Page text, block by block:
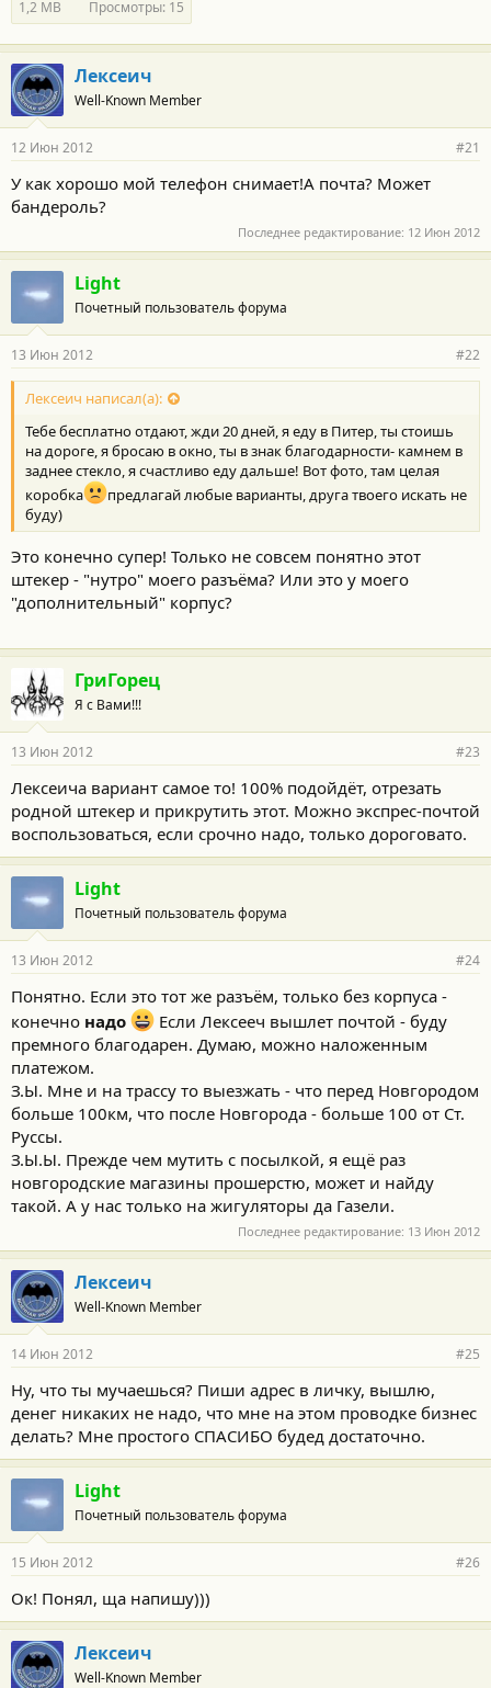
1,2 MB Просмотры: 15
Лексеич
Well-Known Member
12 Июн 2012 #21
У как хорошо мой телефон снимает!А почта? Может
бандероль?
Последнее редактирование: 12 Июн 2012
Light
Почетный пользователь форума
13 Июн 2012 #22
Лексеич написал(а):
Тебе бесплатно отдают, жди 20 дней, я еду в Питер, ты стоишь
на дороге, я бросаю в окно, ты в знак благодарности- камнем в
заднее стекло, я счастливо еду дальше! Вот фото, там целая
коробка
предлагай любые варианты, друга твоего искать не
буду)
Это конечно супер! Только не совсем понятно этот
штекер - "нутро" моего разъёма? Или это у моего
"дополнительный" корпус?
ГриГорец
Я с Вами!!!
13 Июн 2012 #23
Лексеича вариант самое то! 100% подойдёт, отрезать
родной штекер и прикрутить этот. Можно экспрес-почтой
воспользоваться, если срочно надо, только дороговато.
Light
Почетный пользователь форума
13 Июн 2012 #24
Понятно. Если это тот же разъём, только без корпуса -
конечно надо
Если Лексееч вышлет почтой - буду
премного благодарен. Думаю, можно наложенным
платежом.
З.Ы. Мне и на трассу то выезжать - что перед Новгородом
больше 100км, что после Новгорода - больше 100 от Ст.
Руссы.
З.Ы.Ы. Прежде чем мутить с посылкой, я ещё раз
новгородские магазины прошерстю, может и найду
такой. А у нас только на жигуляторы да Газели.
Последнее редактирование: 13 Июн 2012
Лексеич
Well-Known Member
14 Июн 2012 #25
Ну, что ты мучаешься? Пиши адрес в личку, вышлю,
денег никаких не надо, что мне на этом проводке бизнес
делать? Мне простого СПАСИБО будед достаточно.
Light
Почетный пользователь форума
15 Июн 2012 #26
Ок! Понял, ща напишу)))
Лексеич
Well-Known Member